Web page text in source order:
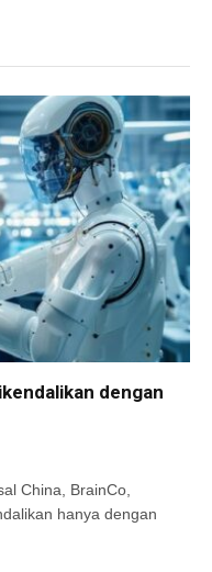
dengan
China, BrainCo,
hanya dengan